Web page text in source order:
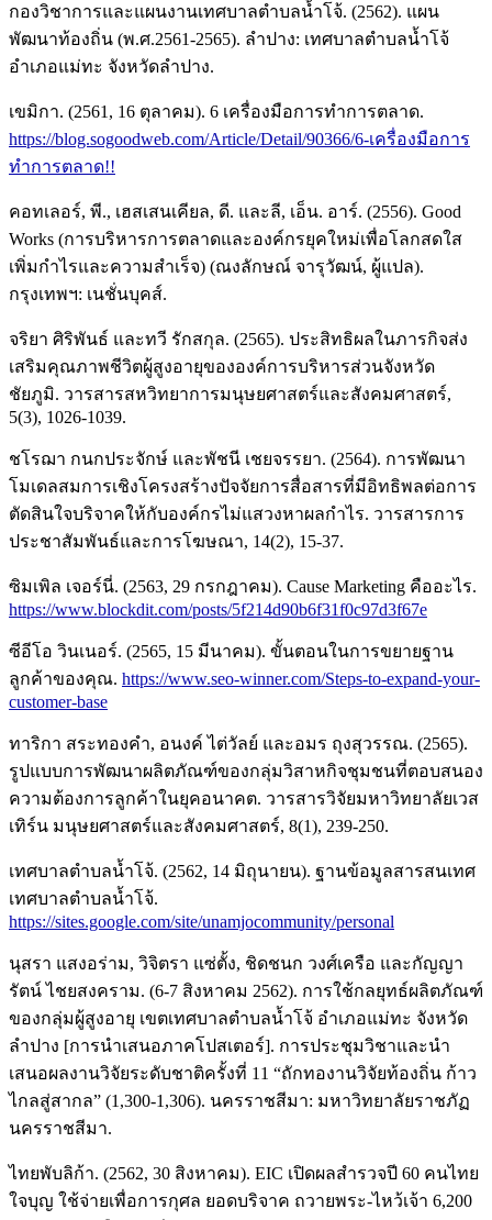
กองวิชาการและแผนงานเทศบาลตำบลน้ำโจ้. (2562). แผน
พัฒนาท้องถิ่น (พ.ศ.2561-2565). ลำปาง: เทศบาลตำบลน้ำโจ้
อำเภอแม่ทะ จังหวัดลำปาง.
เขมิกา. (2561, 16 ตุลาคม). 6 เครื่องมือการทำการตลาด.
https://blog.sogoodweb.com/Article/Detail/90366/6-เครื่องมือการ
ทำการตลาด!!
คอทเลอร์, พี., เฮสเสนเคียล, ดี. และลี, เอ็น. อาร์. (2556). Good
Works (การบริหารการตลาดและองค์กรยุคใหม่เพื่อโลกสดใส
เพิ่มกำไรและความสำเร็จ) (ณงลักษณ์ จารุวัฒน์, ผู้แปล).
กรุงเทพฯ: เนชั่นบุคส์.
จริยา ศิริพันธ์ และทวี รักสกุล. (2565). ประสิทธิผลในภารกิจส่ง
เสริมคุณภาพชีวิตผู้สูงอายุขององค์การบริหารส่วนจังหวัด
ชัยภูมิ. วารสารสหวิทยาการมนุษยศาสตร์และสังคมศาสตร์,
5(3), 1026-1039.
ชโรฌา กนกประจักษ์ และพัชนี เชยจรรยา. (2564). การพัฒนา
โมเดลสมการเชิงโครงสร้างปัจจัยการสื่อสารที่มีอิทธิพลต่อการ
ตัดสินใจบริจาคให้กับองค์กรไม่แสวงหาผลกำไร. วารสารการ
ประชาสัมพันธ์และการโฆษณา, 14(2), 15-37.
ซิมเพิล เจอร์นี่. (2563, 29 กรกฎาคม). Cause Marketing คืออะไร.
https://www.blockdit.com/posts/5f214d90b6f31f0c97d3f67e
ซีอีโอ วินเนอร์. (2565, 15 มีนาคม). ขั้นตอนในการขยายฐาน
ลูกค้าของคุณ. https://www.seo-winner.com/Steps-to-expand-your-
customer-base
ทาริกา สระทองคำ, อนงค์ ไต่วัลย์ และอมร ถุงสุวรรณ. (2565).
รูปแบบการพัฒนาผลิตภัณฑ์ของกลุ่มวิสาหกิจชุมชนที่ตอบสนอง
ความต้องการลูกค้าในยุคอนาคต. วารสารวิจัยมหาวิทยาลัยเวส
เทิร์น มนุษยศาสตร์และสังคมศาสตร์, 8(1), 239-250.
เทศบาลตำบลน้ำโจ้. (2562, 14 มิถุนายน). ฐานข้อมูลสารสนเทศ
เทศบาลตำบลน้ำโจ้.
https://sites.google.com/site/unamjocommunity/personal
นุสรา แสงอร่าม, วิจิตรา แซ่ตั้ง, ชิดชนก วงศ์เครือ และกัญญา
รัตน์ ไชยสงคราม. (6-7 สิงหาคม 2562). การใช้กลยุทธ์ผลิตภัณฑ์
ของกลุ่มผู้สูงอายุ เขตเทศบาลตำบลน้ำโจ้ อำเภอแม่ทะ จังหวัด
ลำปาง [การนำเสนอภาคโปสเตอร์]. การประชุมวิชาและนำ
เสนอผลงานวิจัยระดับชาติครั้งที่ 11 “ถักทองานวิจัยท้องถิ่น ก้าว
ไกลสู่สากล” (1,300-1,306). นครราชสีมา: มหาวิทยาลัยราชภัฏ
นครราชสีมา.
ไทยพับลิก้า. (2562, 30 สิงหาคม). EIC เปิดผลสำรวจปี 60 คนไทย
ใจบุญ ใช้จ่ายเพื่อการกุศล ยอดบริจาค ถวายพระ-ไหว้เจ้า 6,200